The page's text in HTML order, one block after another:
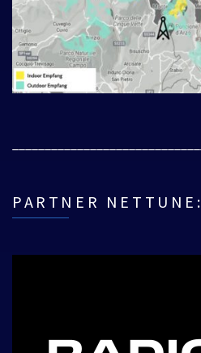
PARTNER NETTUNE: